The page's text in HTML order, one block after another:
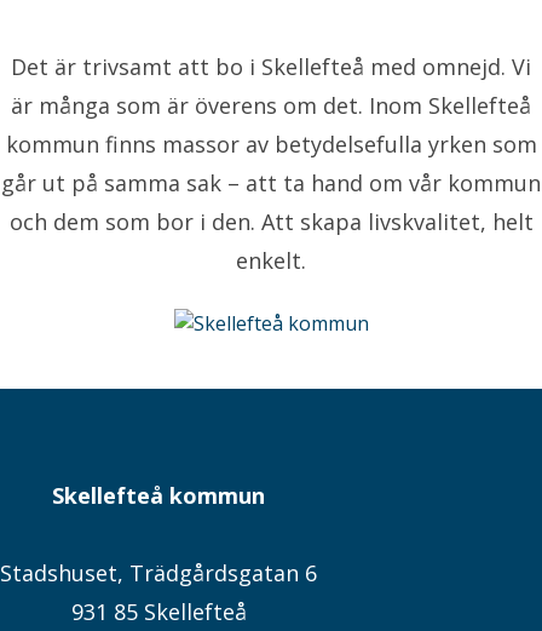
Det är trivsamt att bo i Skellefteå med omnejd. Vi
är många som är överens om det. Inom Skellefteå
kommun finns massor av betydelsefulla yrken som
går ut på samma sak – att ta hand om vår kommun
och dem som bor i den. Att skapa livskvalitet, helt
enkelt.
Skellefteå kommun
Stadshuset, Trädgårdsgatan 6
931 85 Skellefteå